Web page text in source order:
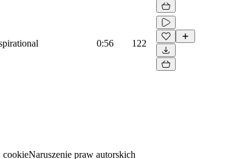
0:56 122
cookieNaruszenie praw autorskich